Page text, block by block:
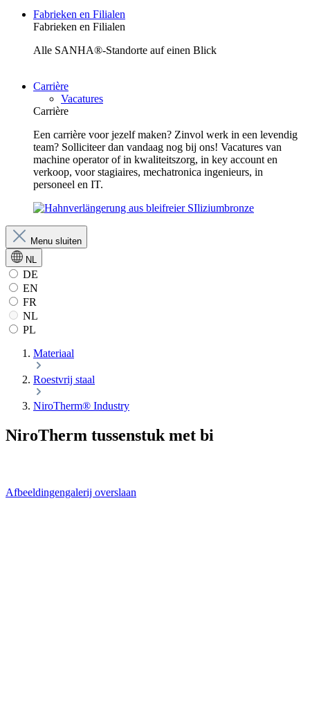
Fabrieken en Filialen
Fabrieken en Filialen
Alle SANHA®-Standorte auf einen Blick
Carrière
Vacatures
Carrière
Een carrière voor jezelf maken? Zinvol werk in een levendig
team? Solliciteer dan vandaag nog bij ons! Vacatures van
machine operator of in kwaliteitszorg, in key account en
verkoop, voor stagiaires, mechatronica ingenieurs, in
personeel en IT.
Menu sluiten
NL
DE
EN
FR
NL
PL
Materiaal
Roestvrij staal
NiroTherm® Industry
NiroTherm tussenstuk met bi
Afbeeldingengalerij overslaan